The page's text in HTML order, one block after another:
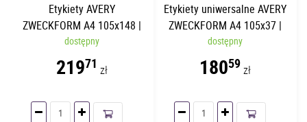
Etykiety AVERY
ZWECKFORM A4 105x148 |
4 etykiety/str. | 100 arkuszy
dostępny
21971 zł
Etykiety uniwersalne AVERY
ZWECKFORM A4 105x37 |
100 arkuszy
dostępny
18059zł